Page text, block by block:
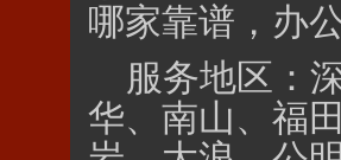
哪家靠谱，办
服务地区：
华、南山、福